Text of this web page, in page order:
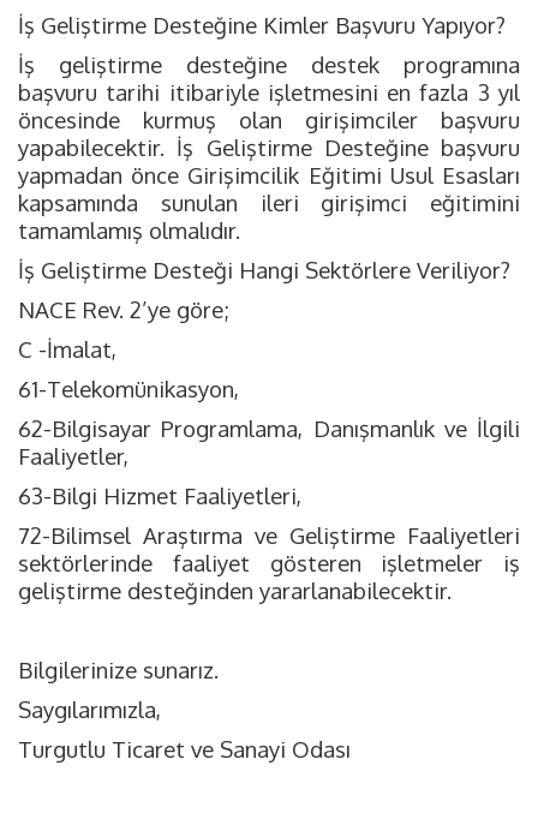
İş Geliştirme Desteğine Kimler Başvuru Yapıyor?
İş geliştirme desteğine destek programına
başvuru tarihi itibariyle işletmesini en fazla 3 yıl
öncesinde kurmuş olan girişimciler başvuru
yapabilecektir. İş Geliştirme Desteğine başvuru
yapmadan önce Girişimcilik Eğitimi Usul Esasları
kapsamında sunulan ileri girişimci eğitimini
tamamlamış olmalıdır.
İş Geliştirme Desteği Hangi Sektörlere Veriliyor?
NACE Rev. 2’ye göre;
C -İmalat,
61-Telekomünikasyon,
62-Bilgisayar Programlama, Danışmanlık ve İlgili
Faaliyetler,
63-Bilgi Hizmet Faaliyetleri,
72-Bilimsel Araştırma ve Geliştirme Faaliyetleri
sektörlerinde faaliyet gösteren işletmeler iş
geliştirme desteğinden yararlanabilecektir.
Bilgilerinize sunarız.
Saygılarımızla,
Turgutlu Ticaret ve Sanayi Odası